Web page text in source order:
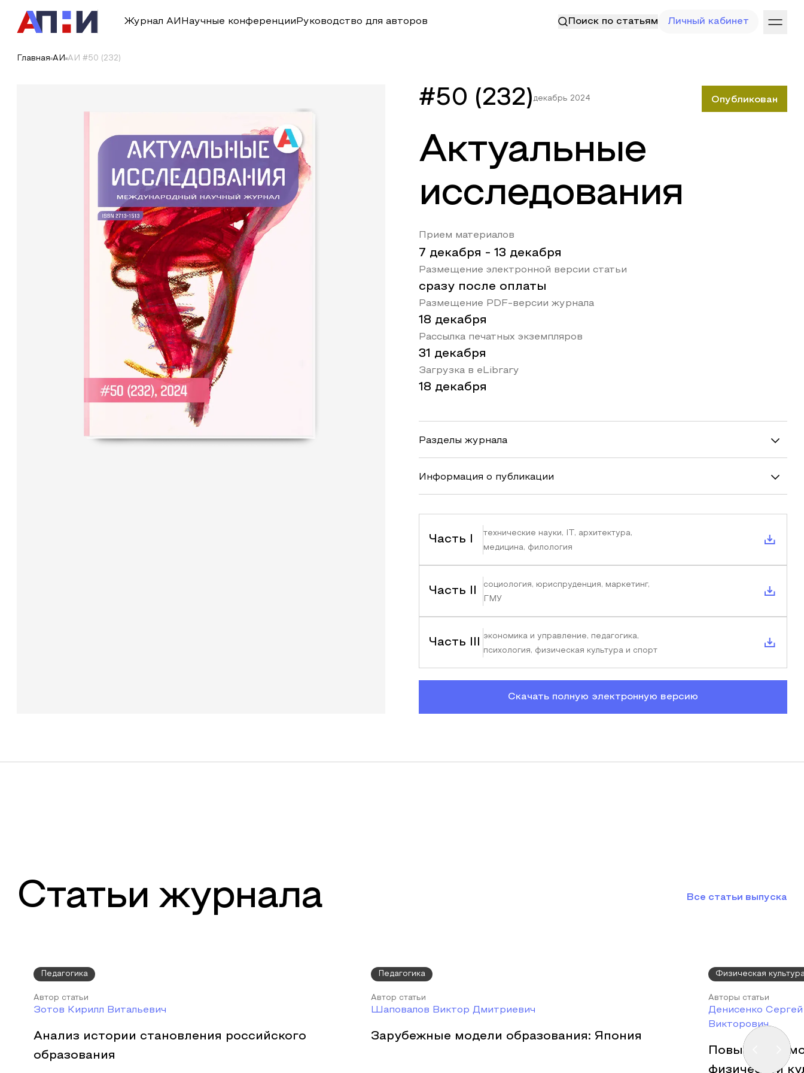
Журнал АИ Научные конференции Руководство для авторов Поиск по статьям Личный кабинет
Главная АИ АИ #50 (232)
#50 (232) декабрь 2024 Опубликован
Актуальные
исследования
Прием материалов
7 декабря - 13 декабря
Размещение электронной версии статьи
сразу после оплаты
Размещение PDF-версии журнала
18 декабря
Рассылка печатных экземпляров
31 декабря
Загрузка в eLibrary
18 декабря
Разделы журнала
Информация о публикации
Часть I
технические науки, IT, архитектура,
медицина, филология
Часть II
социология, юриспруденция, маркетинг,
ГМУ
Часть III
экономика и управление, педагогика,
психология, физическая культура и спорт
Скачать полную электронную версию
Статьи журнала Все статьи выпуска
Педагогика
Автор статьи
Зотов Кирилл Витальевич
Анализ истории становления российского
образования
Педагогика
Автор статьи
Шаповалов Виктор Дмитриевич
Зарубежные модели образования: Япония
Физическая
Авторы статьи
Денисенко
Викторович
Повышение
физической